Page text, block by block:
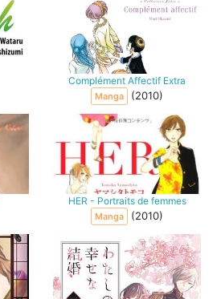
Complément Affectif Extra
Manga (2010)
HER - Portraits de femmes
Manga (2010)